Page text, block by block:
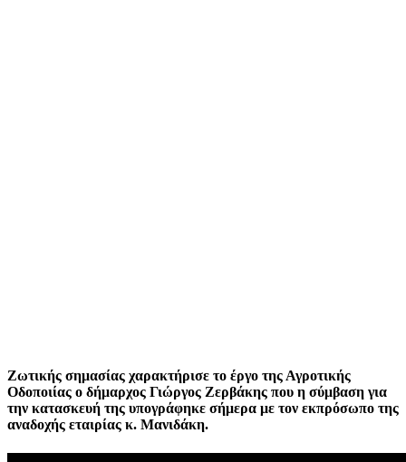
Ζωτικής σημασίας χαρακτήρισε το έργο της Αγροτικής
Οδοποιίας ο δήμαρχος Γιώργος Ζερβάκης που η σύμβαση για
την κατασκευή της υπογράφηκε σήμερα με τον εκπρόσωπο της
αναδοχής εταιρίας κ. Μανιδάκη.